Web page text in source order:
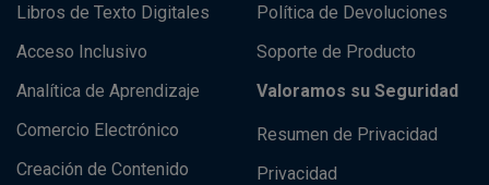
Libros de Texto Digitales
Acceso Inclusivo
Analítica de Aprendizaje
Comercio Electrónico
Creación de Contenido
Política de Devoluciones
Soporte de Producto
Valoramos su Seguridad
Resumen de Privacidad
Privacidad